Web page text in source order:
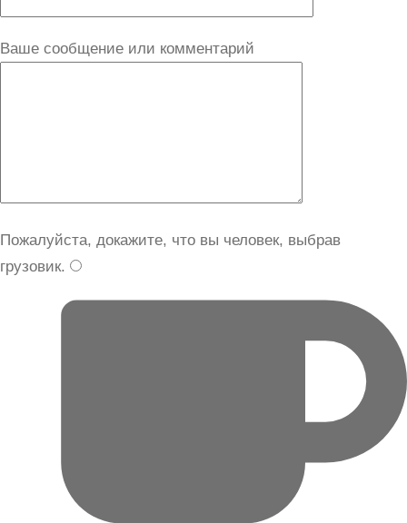
Ваше сообщение или комментарий
Пожалуйста, докажите, что вы человек, выбрав
грузовик.